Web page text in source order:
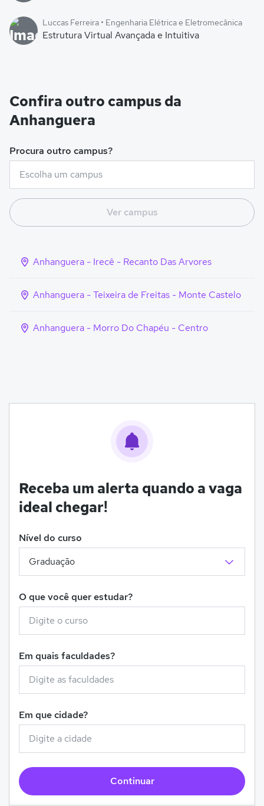
Luccas Ferreira • Engenharia Elétrica e Eletromecânica
Estrutura Virtual Avançada e Intuitiva
Confira outro campus da
Anhanguera
Procura outro campus?
Ver campus
Anhanguera - Irecê - Recanto Das Arvores
Anhanguera - Teixeira de Freitas - Monte Castelo
Anhanguera - Morro Do Chapéu - Centro
Receba um alerta quando a vaga
ideal chegar!
Nível do curso
O que você quer estudar?
Em quais faculdades?
Em que cidade?
Continuar